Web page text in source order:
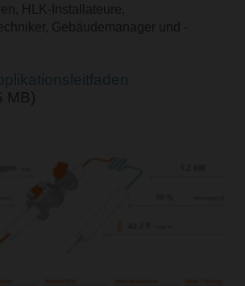
HLK-Installateure,
Gebäudemanager und -
MB)